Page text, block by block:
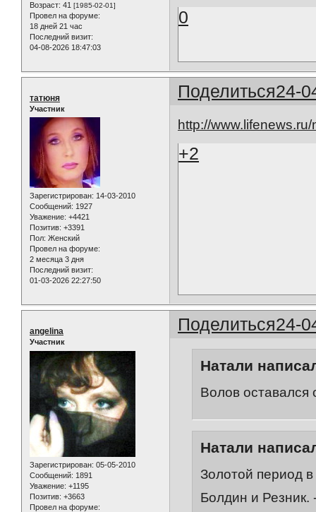
Возраст: 41 [1985-02-01]
Провел на форуме:
18 дней 21 час
Последний визит:
04-08-2026 18:47:03
0
Поделиться24-
татюня
Участник
Зарегистрирован: 14-03-2010
Сообщений: 1927
Уважение: +4421
Позитив: +3391
Пол: Женский
Провел на форуме:
2 месяца 3 дня
Последний визит:
01-03-2026 22:27:50
http://
+2
Поделиться24-
angelina
Участник
Зарегистрирован: 05-05-2010
Сообщений: 1891
Уважение: +1195
Позитив: +3663
Провел на форуме:
Натали
Волов
Натали
Золотой период
Болдин и